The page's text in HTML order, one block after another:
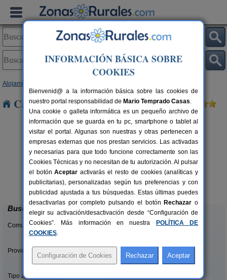
Alojamientos
Casas Rurales cerca de Escatrón
6+4 pers.
desde35 €
Casa Rural Cuenta La Leyenda
Bulbuente (Zaragoza)
Buscar
Comunidades:
Provincias/Islas:
Tipo alquiler:
INFORMACIÓN BÁSICA SOBRE
COOKIES
Bienvenid@ a la información básica sobre las cookies de
nuestro portal responsabilidad de Mario Temprado Casas.
Una cookie o galleta informática es un pequeño archivo de
información que se guarda en tu pc, smartphone o tablet al
visitar el portal. Algunas son nuestras y otras pertenecen a
empresas externas que nos prestan servicios. Las activadas
y necesarias para que todo funcione correctamente son las
Cookies Técnicas y no necesitan de tu autorización. Al pulsar
el botónAceptar activarás el resto de cookies (analíticas y
publicitarias), personalizadas según tus preferencias y con
publicidad ajustada a tus búsquedas. Estas últimas puedes
desactivarlas por completo pulsando el botón Rechazar o
elegir su activación/desactivación desde “Configuración de
Cookies”. Más información en nuestra
POLÍTICA DE
COOKIES.